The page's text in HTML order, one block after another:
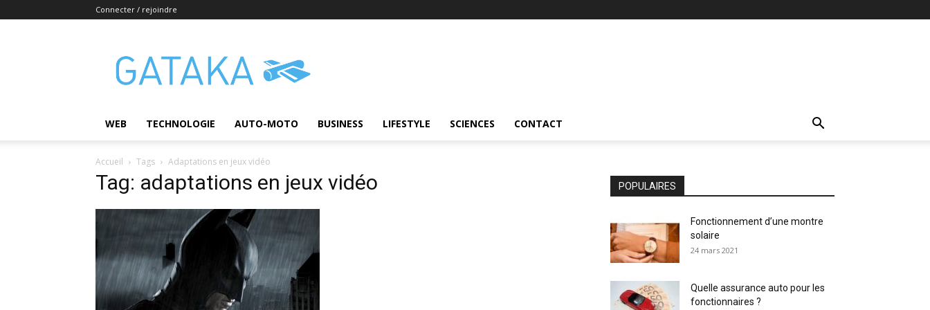
Connecter / rejoindre
WEB TECHNOLOGIE AUTO-MOTO BUSINESS LIFESTYLE SCIENCES CONTACT
Accueil Tags Adaptations en jeux vidéo
Tag: adaptations en jeux vidéo POPULAIRES
Fonctionnement d’une montre
solaire
24 mars 2021
Quelle assurance auto pour les
fonctionnaires ?